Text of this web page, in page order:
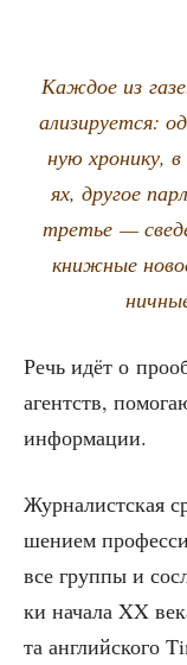
Каж­дое из
а­ли­зи­ру­ет­ся:
ную хро­ни­ку,
ях, дру­гое
тре­тье —
книж­ные
Речь идёт о
агентств,
информации.
Жур­на­лист­ская
ше­ни­ем
все груп­пы и
ки нача­ла XX
та англий­ско­го